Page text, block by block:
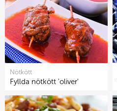
Nötkött
Fyllda nötkött 'oliver'